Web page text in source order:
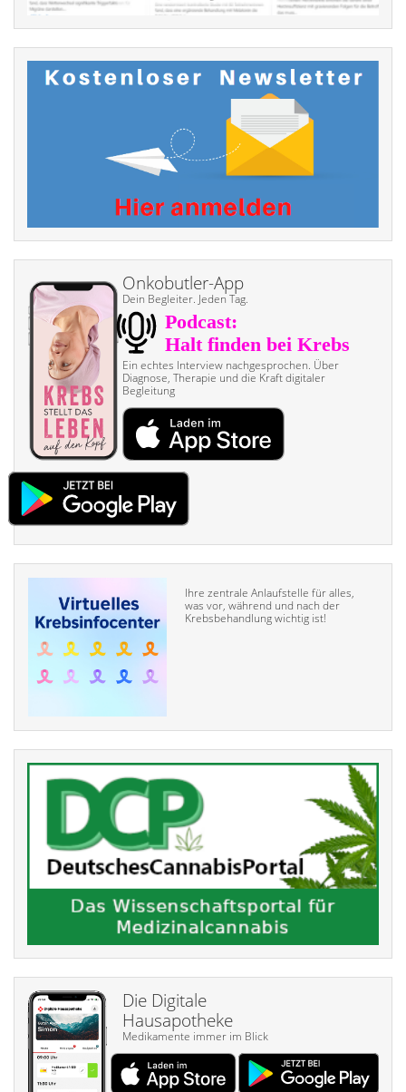
Onkobutler-App
Dein Begleiter. Jeden Tag.
Ein echtes Interview nach­gesprochen. Über
Diagnose, Therapie und die Kraft digitaler
Begleitung
Ihre zentrale Anlaufstelle für alles,
was vor, während und nach der
Krebsbehandlung wichtig ist!
Die Digitale
Hausapotheke
Medikamente immer im Blick